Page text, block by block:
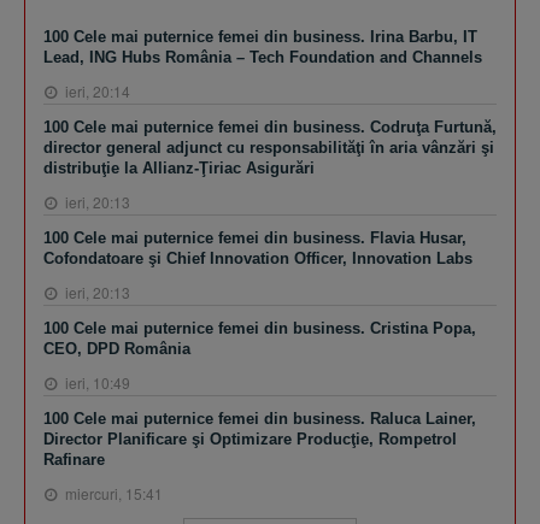
100 Cele mai puternice femei din business. Irina Barbu, IT
Lead, ING Hubs România – Tech Foundation and Channels
ieri, 20:14
100 Cele mai puternice femei din business. Codruţa Furtună,
director general adjunct cu responsabilităţi în aria vânzări şi
distribuţie la Allianz-Ţiriac Asigurări
ieri, 20:13
100 Cele mai puternice femei din business. Flavia Husar,
Cofondatoare şi Chief Innovation Officer, Innovation Labs
ieri, 20:13
100 Cele mai puternice femei din business. Cristina Popa,
CEO, DPD România
ieri, 10:49
100 Cele mai puternice femei din business. Raluca Lainer,
Director Planificare şi Optimizare Producţie, Rompetrol
Rafinare
miercuri, 15:41